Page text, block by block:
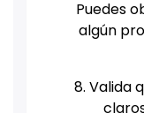
Puedes
algún
8. Valida